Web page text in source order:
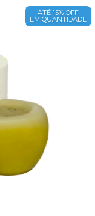
ATÉ 15% OFF
EM QUANTIDADE